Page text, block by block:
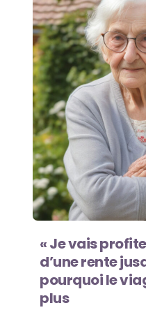
« Je vais
d’une rente
pourquoi le
plus